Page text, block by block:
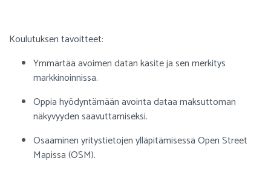
Koulutuksen tavoitteet:
Ymmärtää avoimen datan käsite ja sen merkitys
markkinoinnissa.
Oppia hyödyntämään avointa dataa maksuttoman
näkyvyyden saavuttamiseksi.
Osaaminen yritystietojen ylläpitämisessä Open Street
Mapissa (OSM).